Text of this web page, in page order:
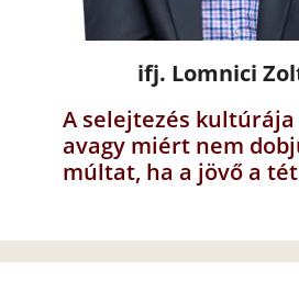
ifj. Lomnici
A selejtezés kultúrája
avagy miért nem
múltat, ha a jövő a tét